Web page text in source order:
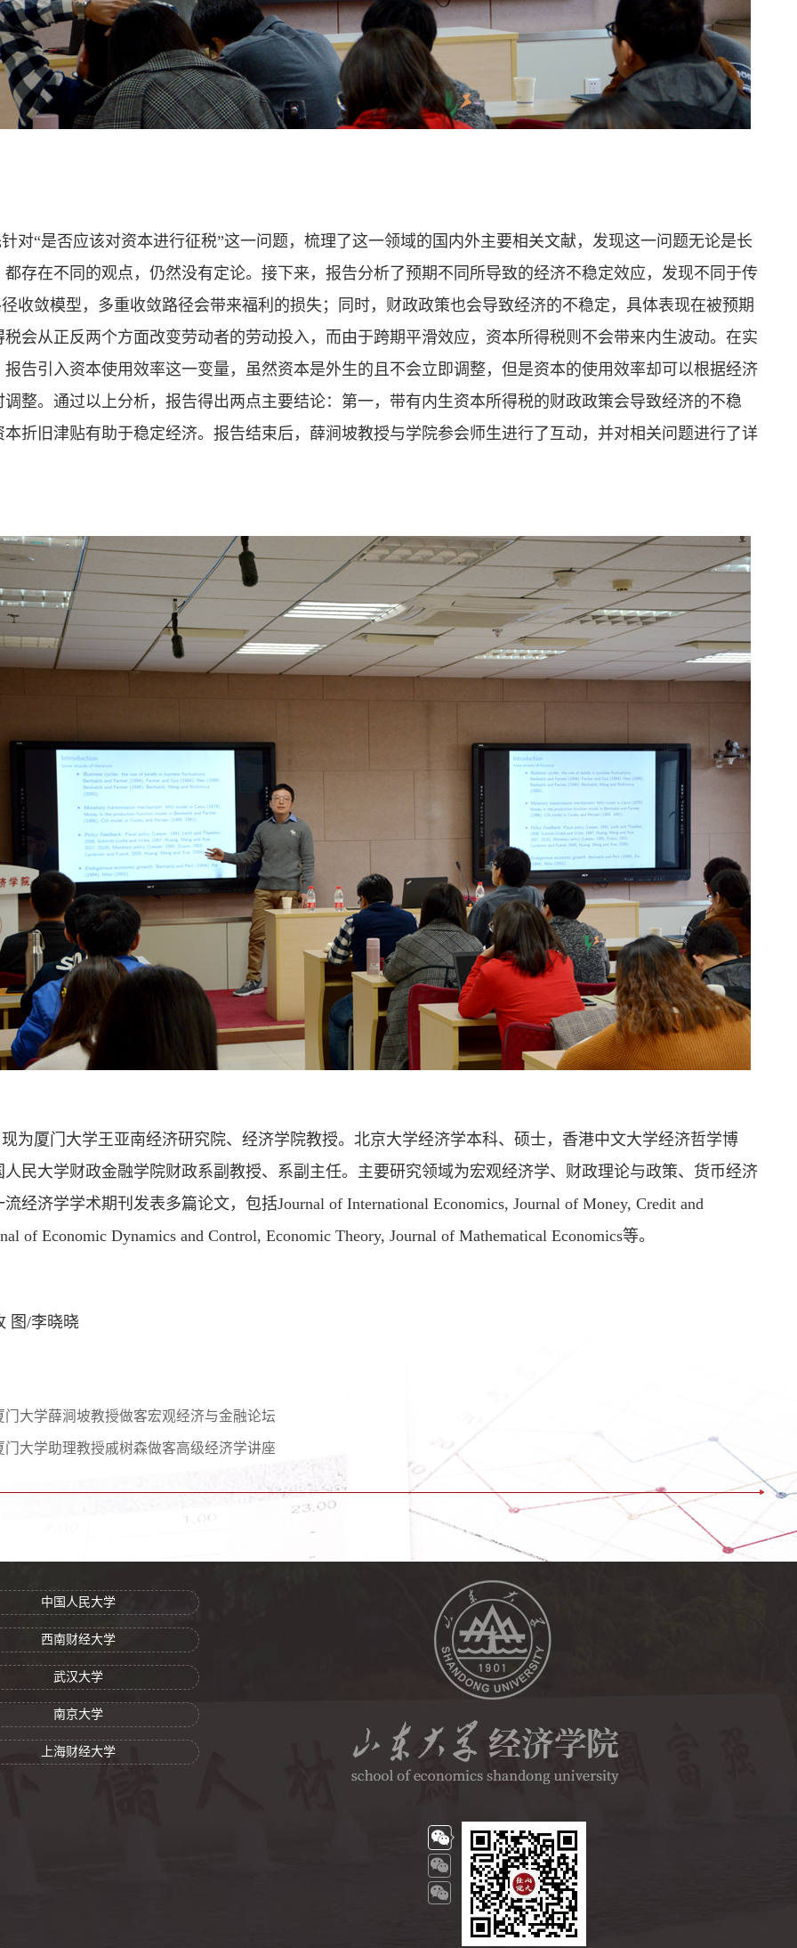
对“是否应该对资本进行征税”这一问题，梳理了这一领域的国内外主要相关文献，发现这一问题无论是长
都存在不同的观点，仍然没有定论。接下来，报告分析了预期不同所导致的经济不稳定效应，发现不同于传
收敛模型，多重收敛路径会带来福利的损失；同时，财政政策也会导致经济的不稳定，具体表现在被预期
税会从正反两个方面改变劳动者的劳动投入，而由于跨期平滑效应，资本所得税则不会带来内生波动。在实
报告引入资本使用效率这一变量，虽然资本是外生的且不会立即调整，但是资本的使用效率却可以根据经济
调整。通过以上分析，报告得出两点主要结论：第一，带有内生资本所得税的财政政策会导致经济的不稳
本折旧津贴有助于稳定经济。报告结束后，薛涧坡教授与学院参会师生进行了互动，并对相关问题进行了详
为厦门大学王亚南经济研究院、经济学院教授。北京大学经济学本科、硕士，香港中文大学经济哲学博
人民大学财政金融学院财政系副教授、系副主任。主要研究领域为宏观经济学、财政理论与政策、货币经济
经济学学术期刊发表多篇论文，包括Journal of International Economics, Journal of Money, Credit and
of Economic Dynamics and Control, Economic Theory, Journal of Mathematical Economics等。
图/李晓晓
门大学薛涧坡教授做客宏观经济与金融论坛
门大学助理教授戚树森做客高级经济学讲座
中国人民大学
西南财经大学
武汉大学
南京大学
上海财经大学